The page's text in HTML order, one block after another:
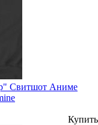
Свитшот Аниме
Купить